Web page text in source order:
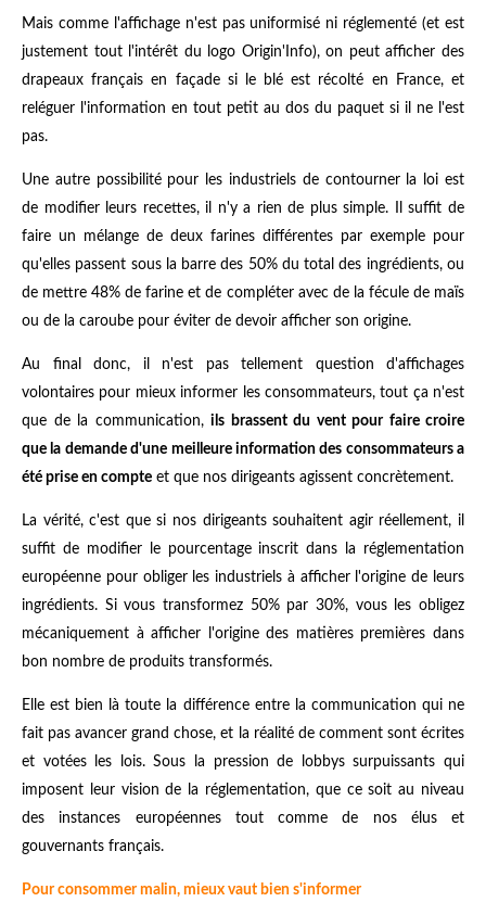
Mais comme l'affichage n'est pas uniformisé ni réglementé (et est
justement tout l'intérêt du logo Origin'Info), on peut afficher des
drapeaux français en façade si le blé est récolté en France, et
reléguer l'information en tout petit au dos du paquet si il ne l'est
pas.
Une autre possibilité pour les industriels de contourner la loi est
de modifier leurs recettes, il n'y a rien de plus simple. Il suffit de
faire un mélange de deux farines différentes par exemple pour
qu'elles passent sous la barre des 50% du total des ingrédients, ou
de mettre 48% de farine et de compléter avec de la fécule de maïs
ou de la caroube pour éviter de devoir afficher son origine.
Au final donc, il n'est pas tellement question d'affichages
volontaires pour mieux informer les consommateurs, tout ça n'est
que de la communication, ils brassent du vent pour faire croire
que la demande d'une meilleure information des consommateurs a
été prise en compte et que nos dirigeants agissent concrètement.
La vérité, c'est que si nos dirigeants souhaitent agir réellement, il
suffit de modifier le pourcentage inscrit dans la réglementation
européenne pour obliger les industriels à afficher l'origine de leurs
ingrédients. Si vous transformez 50% par 30%, vous les obligez
mécaniquement à afficher l'origine des matières premières dans
bon nombre de produits transformés.
Elle est bien là toute la différence entre la communication qui ne
fait pas avancer grand chose, et la réalité de comment sont écrites
et votées les lois. Sous la pression de lobbys surpuissants qui
imposent leur vision de la réglementation, que ce soit au niveau
des instances européennes tout comme de nos élus et
gouvernants français.
Pour consommer malin, mieux vaut bien s'informer